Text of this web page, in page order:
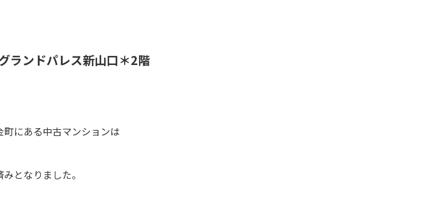
ランドパレス新山口＊2階
町にある中古マンションは
みとなりました。